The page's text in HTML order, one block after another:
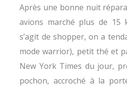
Après une bonne nuit
avions marché plus de 15
s’agit de shopper, on a
mode warrior), petit thé et
New York Times du jour,
pochon, accroché à la